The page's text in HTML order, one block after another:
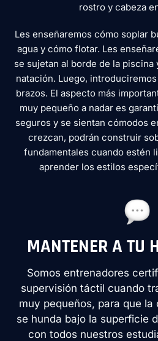
rostro y cabeza
Les enseñaremos cómo soplar
agua y cómo flotar. Les
se sujetan al borde de la piscina
natación. Luego,
brazos. El aspecto más
muy pequeño a nadar es
seguros y se sientan cómodos
crezcan, podrán construir
fundamentales cuando estén
aprender los estilos
MANTENER A TU
Somos entrenadores
supervisión táctil cuando
muy pequeños, para que
se hunda bajo la superficie
con todos nuestros